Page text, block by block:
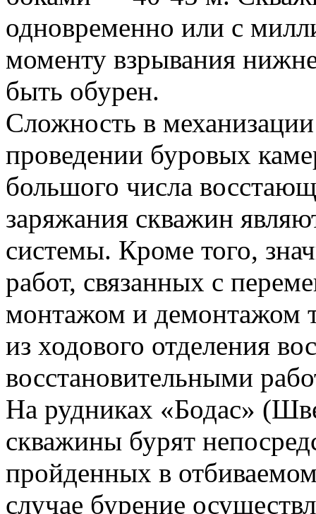
одновременно или с
моменту взрывания
быть обурен.
Сложность в
проведении буровых
большого числа
заряжания скважин
системы. Кроме того,
работ, связанных с
монтажом и демонтажом
из ходового отделения
восстановительными
На рудниках «Бодас»
скважины бурят
пройденных в
случае бурение